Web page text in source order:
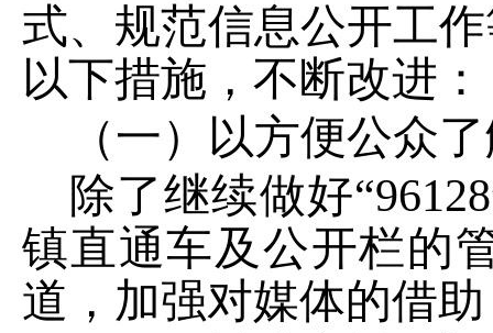
式、规范信息公开工
以下措施，不断改进：
（一）以方便公众
除了继续做好“96128
镇直通车及公开栏的
道，加强对媒体的借